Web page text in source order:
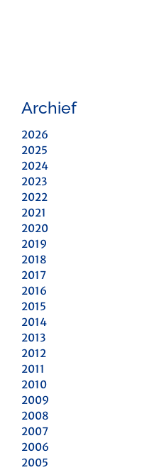
Archief
2026
2025
2024
2023
2022
2021
2020
2019
2018
2017
2016
2015
2014
2013
2012
2011
2010
2009
2008
2007
2006
2005